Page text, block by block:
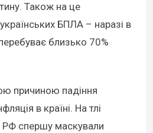
Також на це
БПЛА – наразі в
близько 70%
причиною падіння
в країні. На тлі
РФ спершу маскували